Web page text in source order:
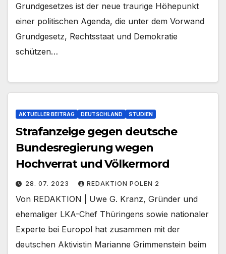
Grundgesetzes ist der neue traurige Höhepunkt
einer politischen Agenda, die unter dem Vorwand
Grundgesetz, Rechtsstaat und Demokratie
schützen…
AKTUELLER BEITRAG DEUTSCHLAND STUDIEN
Strafanzeige gegen deutsche
Bundesregierung wegen
Hochverrat und Völkermord
28. 07. 2023 REDAKTION POLEN 2
Von REDAKTION | Uwe G. Kranz, Gründer und
ehemaliger LKA-Chef Thüringens sowie nationaler
Experte bei Europol hat zusammen mit der
deutschen Aktivistin Marianne Grimmenstein beim